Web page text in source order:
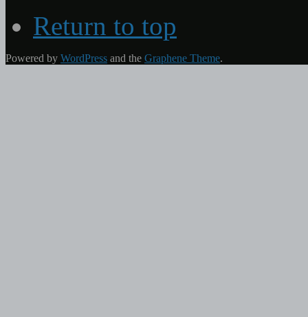
Return to top
Powered by WordPress and the Graphene Theme.